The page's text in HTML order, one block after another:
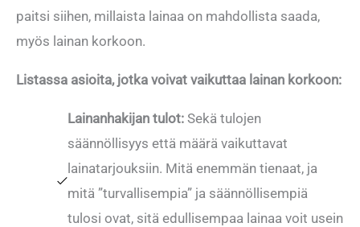
paitsi siihen, millaista lainaa on mahdollista saada,
myös lainan korkoon.
Listassa asioita, jotka voivat vaikuttaa lainan korkoon:
Lainanhakijan tulot:Sekä tulojen
säännöllisyys että määrä vaikuttavat
lainatarjouksiin. Mitä enemmän tienaat, ja
mitä ”turvallisempia” ja säännöllisempiä
tulosi ovat, sitä edullisempaa lainaa voit usein